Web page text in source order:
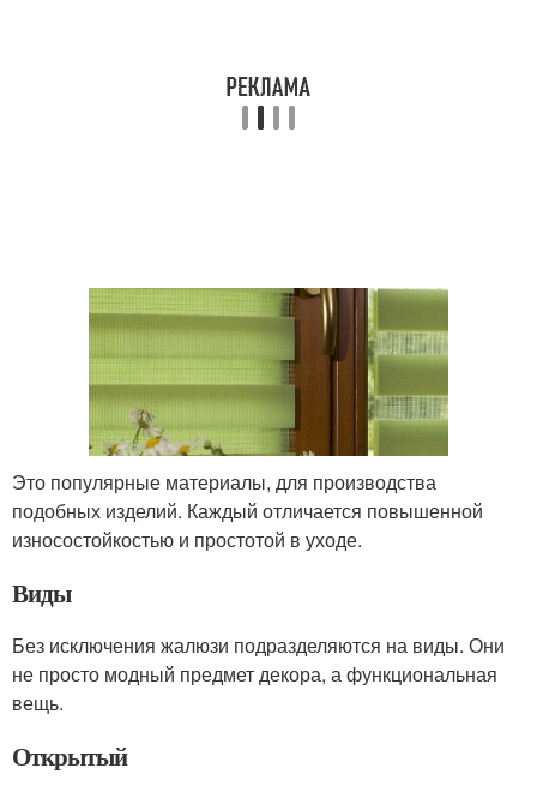
Это популярные материалы, для производства
подобных изделий. Каждый отличается повышенной
износостойкостью и простотой в уходе.
Виды
Без исключения жалюзи подразделяются на виды. Они
не просто модный предмет декора, а функциональная
вещь.
Открытый